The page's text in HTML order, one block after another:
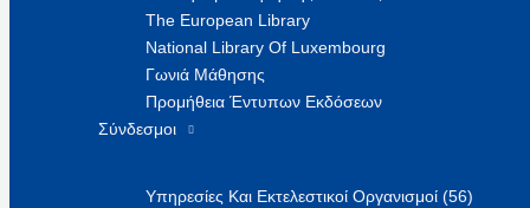
The European Library
National Library Of Luxembourg
Γωνιά Μάθησης
Προμήθεια Έντυπων Εκδόσεων
Σύνδεσμοι
Υπηρεσίες Και Εκτελεστικοί Οργανισμοί (56)